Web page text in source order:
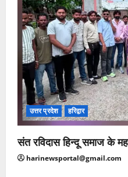
उत्तर प्रदेश हरिद्वार
संत रविदास हिन्दू समाज के
harinewsportal@gmail.com